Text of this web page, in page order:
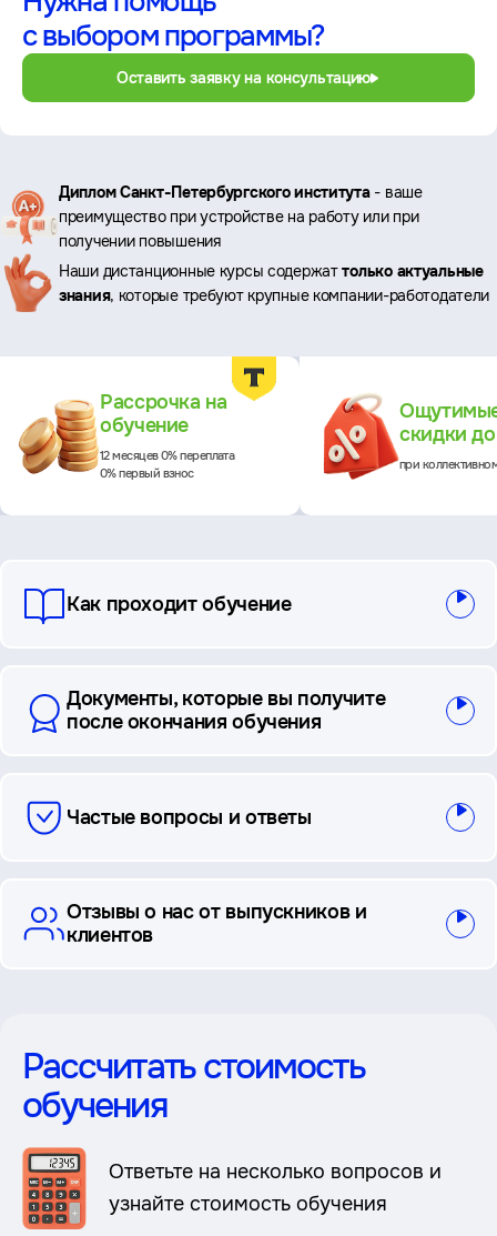
с выбором программы?
Оставить заявку на консультацию
Ключевые
преимущества
Диплом Санкт-Петербургского института- ваше
преимущество при устройстве на работу или при
получении повышения
Наши дистанционные курсы содержаттолько актуальные
знания, которые требуют крупные компании-работодатели
Рассрочка на
обучение
12 месяцев 0% переплата
0% первый взнос
скидки
при
вопросы
Как проходит обучение
Документы, которые вы получите
после окончания обучения
Частые вопросы и ответы
Отзывы о нас от выпускников и
клиентов
Рассчитать стоимость
обучения
Ответьте на несколько вопросов и
узнайте стоимость обучения